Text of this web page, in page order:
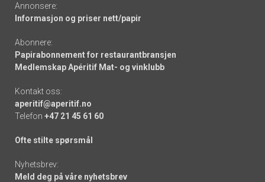
Annonsere:
Informasjon og priser nett/papir
Abonnere:
Papirabonnement for restaurantbransjen
Medlemskap Apéritif Mat- og vinklubb
Kontakt oss:
aperitif@aperitif.no
Telefon +47 21 45 61 60
Ofte stilte spørsmål
Nyhetsbrev:
Meld deg på våre nyhetsbrev